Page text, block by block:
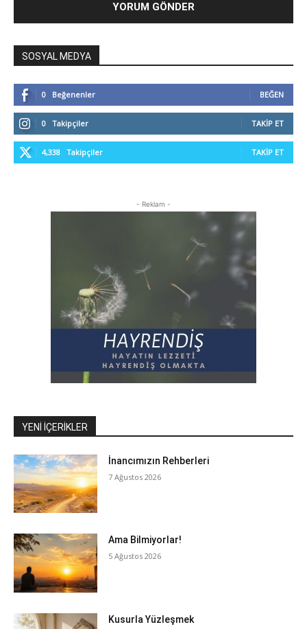
SOSYAL MEDYA
0 Beğenenler BEĞEN
0 Takipçiler TAKIP ET
4,338 Takipçiler TAKIP ET
- Reklam -
YENI İÇERIKLER
İnancımızın Rehberleri
7 Ağustos 2026
Ama Bilmiyorlar!
5 Ağustos 2026
Kusurla Yüzleşmek